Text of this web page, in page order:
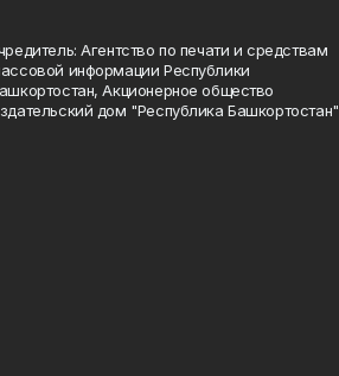
Агентство по печати и средствам
информации Республики
Акционерное общество
дом "Республика Башкортостан"